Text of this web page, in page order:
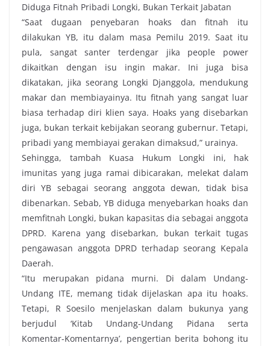
Diduga Fitnah Pribadi Longki, Bukan Terkait Jabatan
“Saat dugaan penyebaran hoaks dan fitnah itu
dilakukan YB, itu dalam masa Pemilu 2019. Saat itu
pula, sangat santer terdengar jika people power
dikaitkan dengan isu ingin makar. Ini juga bisa
dikatakan, jika seorang Longki Djanggola, mendukung
makar dan membiayainya. Itu fitnah yang sangat luar
biasa terhadap diri klien saya. Hoaks yang disebarkan
juga, bukan terkait kebijakan seorang gubernur. Tetapi,
pribadi yang membiayai gerakan dimaksud,” urainya.
Sehingga, tambah Kuasa Hukum Longki ini, hak
imunitas yang juga ramai dibicarakan, melekat dalam
diri YB sebagai seorang anggota dewan, tidak bisa
dibenarkan. Sebab, YB diduga menyebarkan hoaks dan
memfitnah Longki, bukan kapasitas dia sebagai anggota
DPRD. Karena yang disebarkan, bukan terkait tugas
pengawasan anggota DPRD terhadap seorang Kepala
Daerah.
“Itu merupakan pidana murni. Di dalam Undang-
Undang ITE, memang tidak dijelaskan apa itu hoaks.
Tetapi, R Soesilo menjelaskan dalam bukunya yang
berjudul ‘Kitab Undang-Undang Pidana serta
Komentar-Komentarnya’, pengertian berita bohong itu